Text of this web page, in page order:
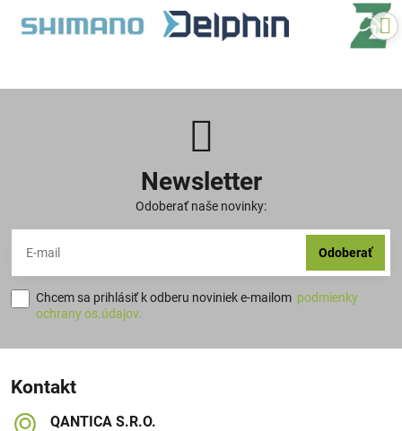
Newsletter
Odoberať naše novinky:
Odoberať
Chcem sa prihlásiť k odberu noviniek e-mailom podmienky
ochrany os.údajov.
Kontakt
QANTICA S​.R​.O​.